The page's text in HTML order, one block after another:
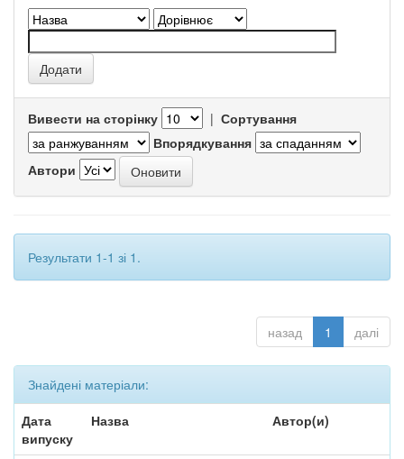
Вивести на сторінку | Сортування
Впорядкування
Автори
Результати 1-1 зі 1.
назад 1 далі
Знайдені матеріали:
Дата
випуску
Назва Автор(и)